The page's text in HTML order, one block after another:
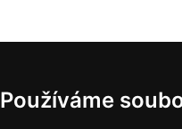
Používáme